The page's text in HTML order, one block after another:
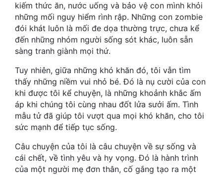
Huyền Ảo
Hài Hước
Hệ Thống
Khoa Huyễn
Khoa Huyễn Không Gian
Kinh Dị
Kiếm Hiệp
Kỳ Huyễn
kiếm thức ăn, nước uống và bảo vệ con mình khỏi
những mối nguy hiểm rình rập. Những con zombie
đói khát luôn là mối đe dọa thường trực, chưa kể
đến những nhóm người sống sót khác, luôn sẵn
sàng tranh giành mọi thứ.
Tuy nhiên, giữa những khó khăn đó, tôi vẫn tìm
thấy những niềm vui nhỏ bé. Đó là nụ cười của con
khi được tôi kể chuyện, là những khoảnh khắc ấm
áp khi chúng tôi cùng nhau đốt lửa sưởi ấm. Tình
mẫu tử đã giúp tôi vượt qua mọi khó khăn, cho tôi
sức mạnh để tiếp tục sống.
Câu chuyện của tôi là câu chuyện về sự sống và
cái chết, về tình yêu và hy vọng. Đó là hành trình
của một người mẹ đơn thân, cố gắng tạo ra một